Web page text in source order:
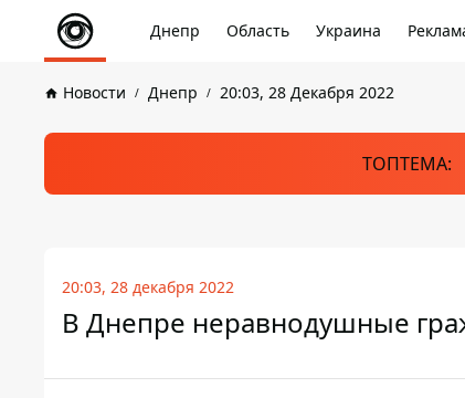
Днепр Область Украина
Новости Днепр 20:03, 28 Декабря 2022
ТОПТЕМА:
20:03, 28 декабря 2022
В Днепре неравнодушные